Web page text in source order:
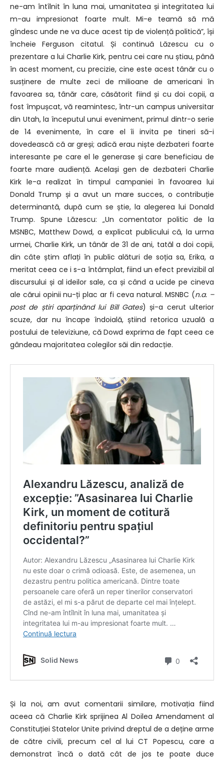
ne-am întîlnit în luna mai, umanitatea și integritatea lui
m-au impresionat foarte mult. Mi-e teamă să mă
gîndesc unde ne va duce acest tip de violență politică”, își
încheie Ferguson citatul. Și continuă Lăzescu cu o
prezentare a lui Charlie Kirk, pentru cei care nu știau, până
în acest moment, cu precizie, cine este acest tânăr cu o
susținere de multe zeci de milioane de americani în
favoarea sa, tânăr care, căsătorit fiind și cu doi copii, a
fost împușcat, vă reamintesc, într-un campus universitar
din Utah, la începutul unui eveniment, primul dintr-o serie
de 14 evenimente, în care el îi invita pe tineri să-i
dovedească că ar greși; adică erau niște dezbateri foarte
interesante pe care el le generase și care beneficiau de
foarte mare audiență. Același gen de dezbateri Charlie
Kirk le-a realizat în timpul campaniei în favoarea lui
Donald Trump și a avut un mare succes, o contribuție
determinantă, după cum se știe, la alegerea lui Donald
Trump. Spune Lăzescu: „Un comentator politic de la
MSNBC, Matthew Dowd, a explicat publicului că, la urma
urmei, Charlie Kirk, un tânăr de 31 de ani, tatăl a doi copii,
din câte știm aflați în public alături de soția sa, Erika, a
meritat ceea ce i s-a întâmplat, fiind un efect previzibil al
discursului și al ideilor sale, ca și când a ucide pe cineva
ale cărui opinii nu-ți plac ar fi ceva natural. MSNBC (n.a. –
post de știri aparținând lui Bill Gates) și-a cerut ulterior
scuze, dar nu încape îndoială, știind retorica uzuală a
postului de televiziune, că Dowd exprima de fapt ceea ce
gândeau majoritatea colegilor săi din redacție.
Și la noi, am avut comentarii similare, motivația fiind
aceea că Charlie Kirk sprijinea Al Doilea Amendament al
Constituției Statelor Unite privind dreptul de a deține arme
de către civili, precum cel al lui CT Popescu, care a
demonstrat încă o dată cât de jos te poate duce